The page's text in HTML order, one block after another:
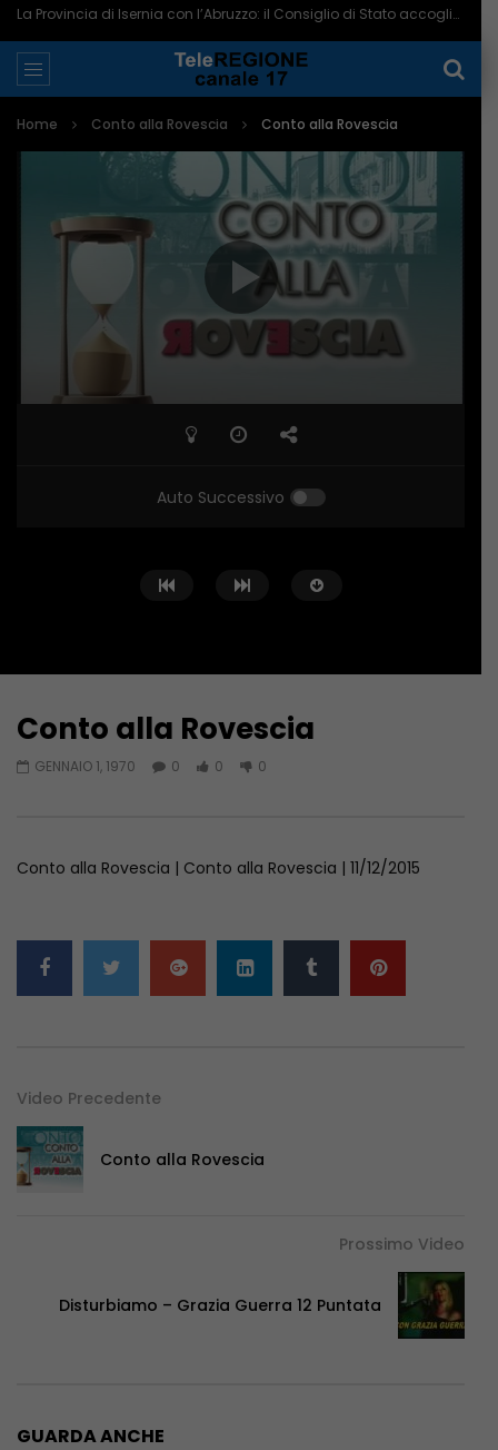
La Provincia di Isernia con l’Abruzzo: il Consiglio di Stato accoglie il ricorso – 07/08/2026
Home Conto alla Rovescia Conto alla Rovescia
Auto Successivo
Conto alla Rovescia
GENNAIO 1, 1970 0 0 0
Conto alla Rovescia | Conto alla Rovescia | 11/12/2015
Video Precedente
Conto alla Rovescia
Prossimo Video
Disturbiamo – Grazia Guerra 12 Puntata
GUARDA ANCHE